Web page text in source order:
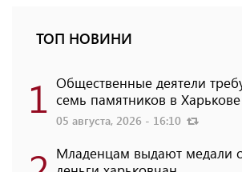
ТОП НОВИНИ
1 Общественные деятели
семь памятников в Харькове
05 августа, 2026 - 16:10
Младенцам выдают медали